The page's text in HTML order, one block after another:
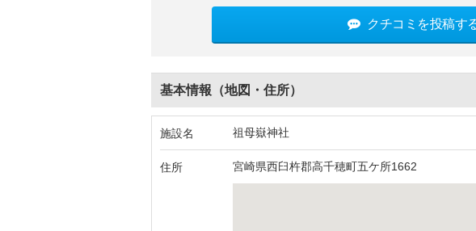
クチコミを投稿す
基本情報（地図・住所）
施設名 祖母嶽神社
住所 宮崎県西臼杵郡高千穂町五ケ所1662